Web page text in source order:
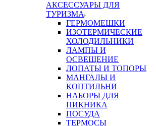
АКСЕССУАРЫ ДЛЯ
ТУРИЗМА
ГЕРМОМЕШКИ
ИЗОТЕРМИЧЕСКИЕ
ХОЛОДИЛЬНИКИ
ЛАМПЫ И
ОСВЕЩЕНИЕ
ЛОПАТЫ И ТОПОРЫ
МАНГАЛЫ И
КОПТИЛЬНИ
НАБОРЫ ДЛЯ
ПИКНИКА
ПОСУДА
ТЕРМОСЫ